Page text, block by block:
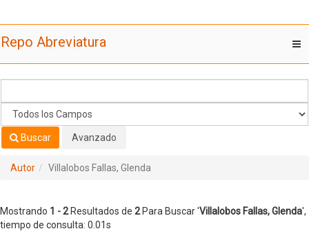
Repo Abreviatura
Buscar Avanzado
Autor Villalobos Fallas, Glenda
Mostrando 1 - 2Resultados de 2Para Buscar 'Villalobos Fallas, Glenda',
tiempo de consulta: 0.01s